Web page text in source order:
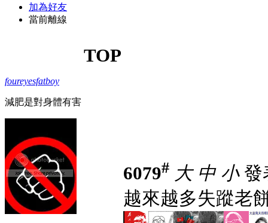
加為好友
當前離線
TOP
foureyesfatboy
減肥是對身體有害
6079# 大 中 小發
越來越多失蹤老